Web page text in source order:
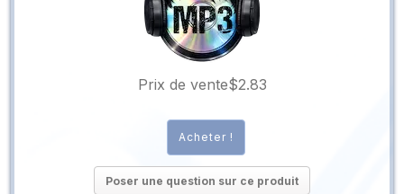
Prix ​​de vente$2.83
Poser une question sur ce produit